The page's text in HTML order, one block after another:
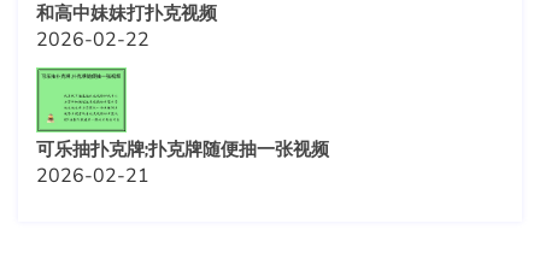
和高中妹妹打扑克视频
2026-02-22
可乐抽扑克牌;扑克牌随便抽一张视频
2026-02-21